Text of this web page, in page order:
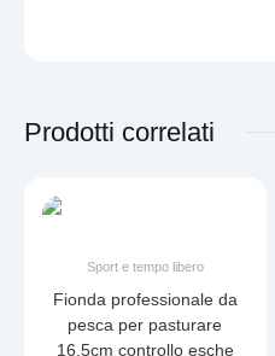
Prodotti correlati
Sport e tempo libero
Fionda professionale da
pesca per pasturare
16,5cm controllo esche